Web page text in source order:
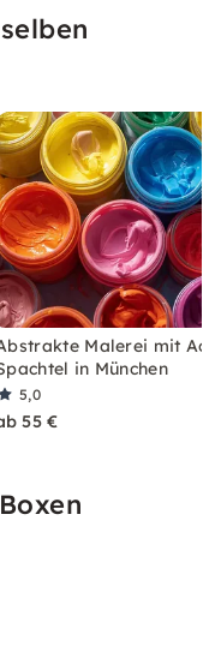
Malerei mit
in München
5,0
55 €